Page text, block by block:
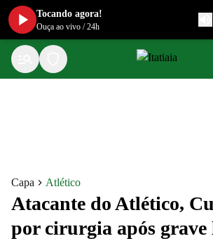
Capa Atlético
Atacante do Atlético,
por cirurgia após grave
Tocando agora!
Ouça ao vivo /24h